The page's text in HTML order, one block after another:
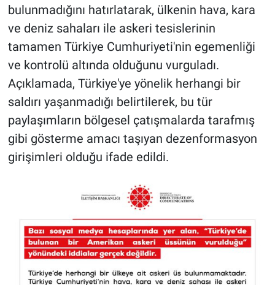
bulunmadığını hatırlatarak, ülkenin hava, kara
ve deniz sahaları ile askeri tesislerinin
tamamen Türkiye Cumhuriyeti'nin egemenliği
ve kontrolü altında olduğunu vurguladı.
Açıklamada, Türkiye'ye yönelik herhangi bir
saldırı yaşanmadığı belirtilerek, bu tür
paylaşımların bölgesel çatışmalarda tarafmış
gibi gösterme amacı taşıyan dezenformasyon
girişimleri olduğu ifade edildi.